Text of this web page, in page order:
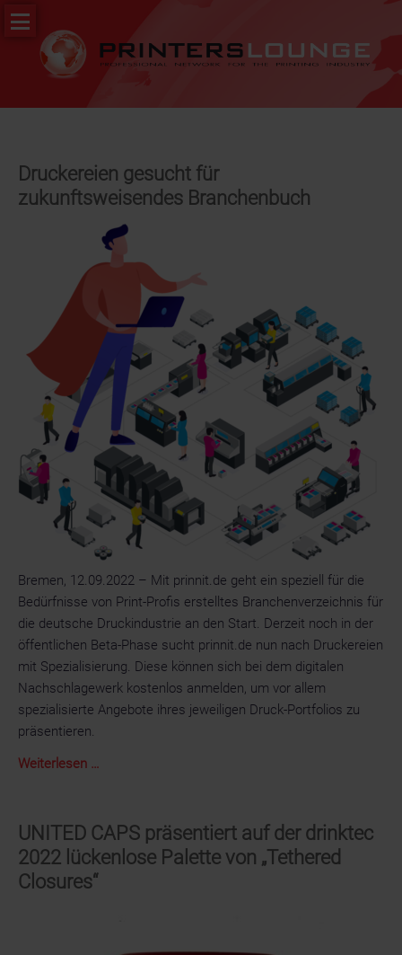
Navigation
überspringen
PR
News
Stellenportal
Druckereien gesucht für
zukunftsweisendes Branchenbuch
Bremen, 12.09.2022 – Mit prinnit.de geht ein speziell für die
Bedürfnisse von Print-Profis erstelltes Branchenverzeichnis für
die deutsche Druckindustrie an den Start. Derzeit noch in der
öffentlichen Beta-Phase sucht prinnit.de nun nach Druckereien
mit Spezialisierung. Diese können sich bei dem digitalen
Nachschlagewerk kostenlos anmelden, um vor allem
spezialisierte Angebote ihres jeweiligen Druck-Portfolios zu
präsentieren.
Weiterlesen …
zukunftsweisendes
Branchenbuch
UNITED CAPS präsentiert auf der drinktec
2022 lückenlose Palette von „Tethered
Closures“